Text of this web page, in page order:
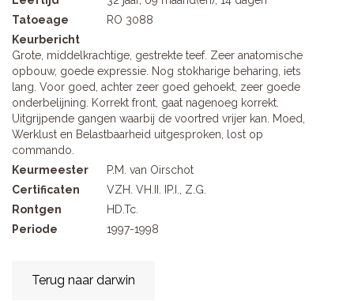
Tatoeage
RO 3088
Keurbericht
Grote, middelkrachtige, gestrekte teef. Zeer anatomische
opbouw, goede expressie. Nog stokharige beharing, iets
lang. Voor goed, achter zeer goed gehoekt, zeer goede
onderbelijning. Korrekt front, gaat nagenoeg korrekt.
Uitgrijpende gangen waarbij de voortred vrijer kan. Moed,
Werklust en Belastbaarheid uitgesproken, lost op
commando.
Keurmeester
P.M. van Oirschot
Certificaten
VZH. VH.II. IP.I., Z.G.
Rontgen
HD.Tc.
Periode
1997-1998
Terug naar darwin